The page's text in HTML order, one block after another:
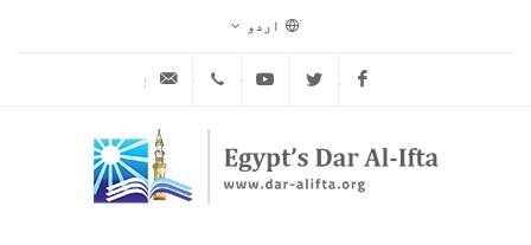
اردو
Facebook
Twitter
Youtube